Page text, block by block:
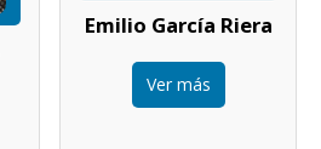
Emilio García Riera
Ver más